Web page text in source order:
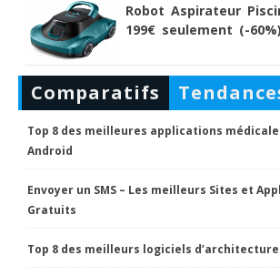
Robot Aspirateur
199€ seulement (-60%)
Comparatifs
Top 8 des meilleures applications
Android
Envoyer un SMS – Les meilleurs Sites et
Gratuits
Top 8 des meilleurs logiciels